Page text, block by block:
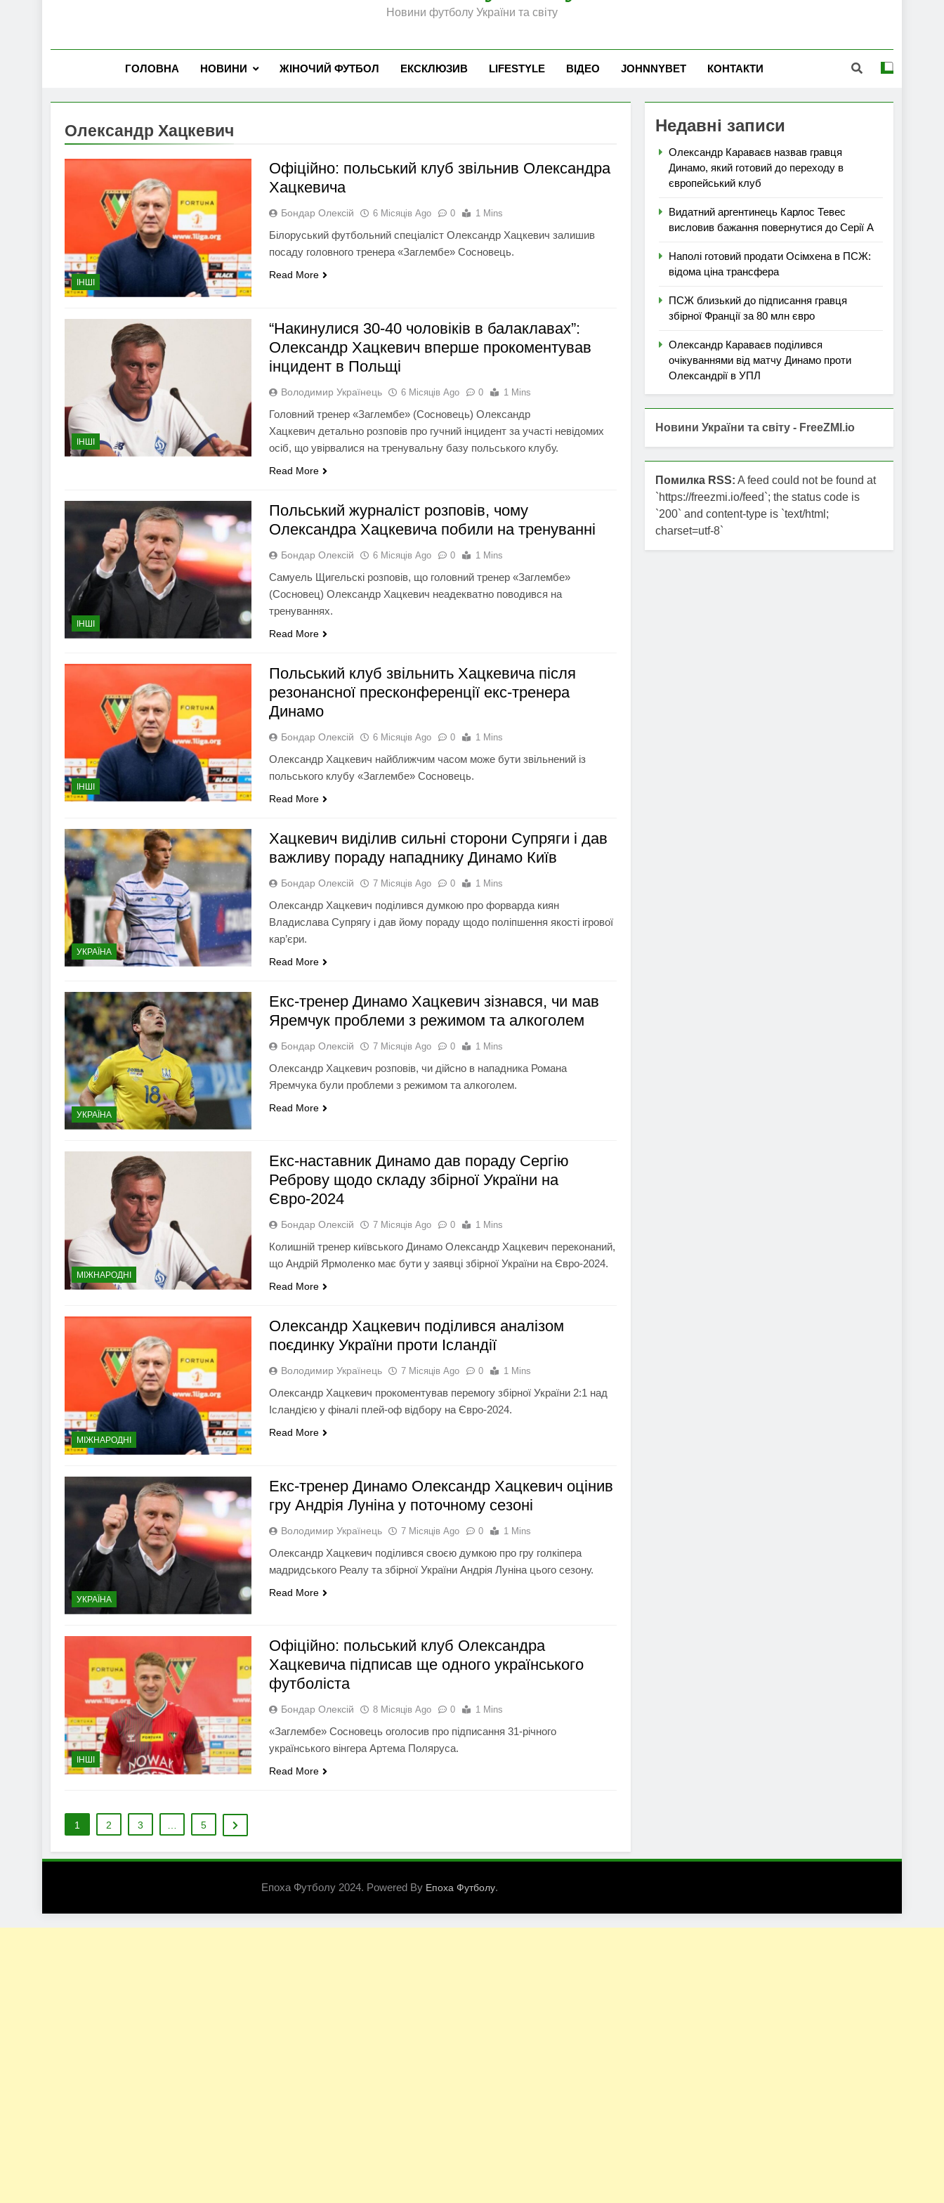
Новини футболу України та світу
ГОЛОВНА НОВИНИ ЖІНОЧИЙ ФУТБОЛ ЕКСКЛЮЗИВ LIFESTYLE ВІДЕО JOHNNYBET КОНТАКТИ
Олександр Хацкевич
ІНШІ
Офіційно: польський клуб звільнив Олександра
Хацкевича
Бондар Олексій 6 Місяців Ago 0 1 Mins
Білоруський футбольний спеціаліст Олександр Хацкевич залишив
посаду головного тренера «Заглембе» Сосновець.
Read More
ІНШІ
“Накинулися 30-40 чоловіків в балаклавах”:
Олександр Хацкевич вперше прокоментував
інцидент в Польщі
Володимир Українець 6 Місяців Ago 0 1 Mins
Головний тренер «Заглембе» (Сосновець) Олександр
Хацкевич детально розповів про гучний інцидент за участі невідомих
осіб, що увірвалися на тренувальну базу польського клубу.
Read More
ІНШІ
Польський журналіст розповів, чому
Олександра Хацкевича побили на тренуванні
Бондар Олексій 6 Місяців Ago 0 1 Mins
Самуель Щигельскі розповів, що головний тренер «Заглембе»
(Сосновец) Олександр Хацкевич неадекватно поводився на
тренуваннях.
Read More
ІНШІ
Польський клуб звільнить Хацкевича після
резонансної пресконференції екс-тренера
Динамо
Бондар Олексій 6 Місяців Ago 0 1 Mins
Олександр Хацкевич найближчим часом може бути звільнений із
польського клубу «Заглембе» Сосновець.
Read More
УКРАЇНА
Хацкевич виділив сильні сторони Супряги і дав
важливу пораду нападнику Динамо Київ
Бондар Олексій 7 Місяців Ago 0 1 Mins
Олександр Хацкевич поділився думкою про форварда киян
Владислава Супрягу і дав йому пораду щодо поліпшення якості ігрової
кар’єри.
Read More
УКРАЇНА
Екс-тренер Динамо Хацкевич зізнався, чи мав
Яремчук проблеми з режимом та алкоголем
Бондар Олексій 7 Місяців Ago 0 1 Mins
Олександр Хацкевич розповів, чи дійсно в нападника Романа
Яремчука були проблеми з режимом та алкоголем.
Read More
МІЖНАРОДНІ
Екс-наставник Динамо дав пораду Сергію
Реброву щодо складу збірної України на
Євро-2024
Бондар Олексій 7 Місяців Ago 0 1 Mins
Колишній тренер київського Динамо Олександр Хацкевич переконаний,
що Андрій Ярмоленко має бути у заявці збірної України на Євро-2024.
Read More
МІЖНАРОДНІ
Олександр Хацкевич поділився аналізом
поєдинку України проти Ісландії
Володимир Українець 7 Місяців Ago 0 1 Mins
Олександр Хацкевич прокоментував перемогу збірної України 2:1 над
Ісландією у фіналі плей-оф відбору на Євро-2024.
Read More
УКРАЇНА
Екс-тренер Динамо Олександр Хацкевич оцінив
гру Андрія Луніна у поточному сезоні
Володимир Українець 7 Місяців Ago 0 1 Mins
Олександр Хацкевич поділився своєю думкою про гру голкіпера
мадридського Реалу та збірної України Андрія Луніна цього сезону.
Read More
ІНШІ
Офіційно: польський клуб Олександра
Хацкевича підписав ще одного українського
футболіста
Бондар Олексій 8 Місяців Ago 0 1 Mins
«Заглембе» Сосновець оголосив про підписання 31-річного
українського вінгера Артема Поляруса.
Read More
1 2 3 5
Недавні записи
Олександр Караваєв назвав гравця
Динамо, який готовий до переходу в
європейський клуб
Видатний аргентинець Карлос Тевес
висловив бажання повернутися до Серії А
Наполі готовий продати Осімхена в ПСЖ:
відома ціна трансфера
ПСЖ близький до підписання гравця
збірної Франції за 80 млн євро
Олександр Караваєв поділився
очікуваннями від матчу Динамо проти
Олександрії в УПЛ
Новини України та світу - FreeZMI.io
Помилка RSS: A feed could not be found at
`https://freezmi.io/feed`; the status code is
`200` and content-type is `text/html;
charset=utf-8`
Епоха Футболу 2024. Powered By Епоха Футболу.